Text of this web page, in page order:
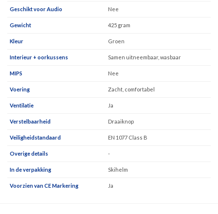
Geschikt voor Audio Nee
Gewicht 425 gram
Kleur Groen
Interieur + oorkussens Samen uitneembaar, wasbaar
MIPS Nee
Voering Zacht, comfortabel
Ventilatie Ja
Verstelbaarheid Draaiknop
Veiligheidstandaard EN 1077 Class B
Overige details -
In de verpakking Skihelm
Voorzien van CE Markering Ja